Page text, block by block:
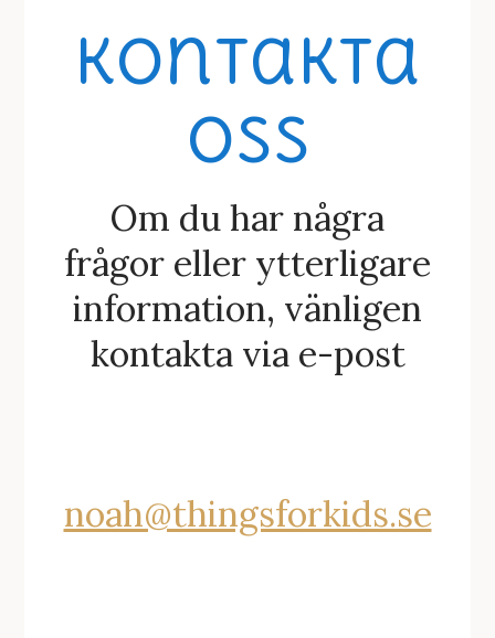
Kontakta
Oss
Om du har några
frågor eller ytterligare
information, vänligen
kontakta via e-post
noah@thingsforkids.se